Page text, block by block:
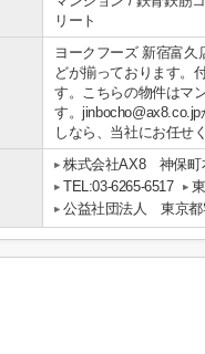
リート
ヨークフーズ 新宿富久
どが揃っております。
す。こちらの物件はマ
す。
しなら、当社にお任せ
株式会社AX8 神保町
TEL:03-6265-6517
公益社団法人 東京都